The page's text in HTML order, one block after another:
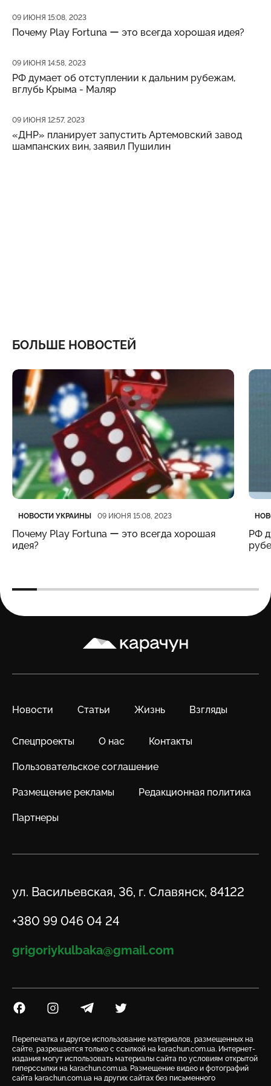
Дата публикации
09 ИЮНЯ 15:08, 2023
Почему Play Fortuna ー это всегда хорошая идея?
Дата публикации
09 ИЮНЯ 14:58, 2023
РФ думает об отступлении к дальним рубежам,
вглубь Крыма - Маляр
Дата публикации
09 ИЮНЯ 12:57, 2023
«ДНР» планирует запустить Артемовский завод
шампанских вин, заявил Пушилин
БОЛЬШЕ НОВОСТЕЙ
Категория
НОВОСТИ УКРАИНЫ
Дата публикации 09 ИЮНЯ 15:08, 2023
Почему Play Fortuna ー это всегда хорошая
идея?
РФ
Карачун
Новости Статьи Жизнь Взгляды
Спецпроекты О нас Контакты
Пользовательское соглашение
Размещение рекламы Редакционная политика
Партнеры
Адрес
ул. Васильевская, 36, г. Славянск, 84122
Телефон
+380 99 046 04 24
Email
grigoriykulbaka@gmail.com
Посилання на Facebook
Посилання на Instagram
Посилання на Telegram
Посилання на Twitter
Перепечатка и другое использование материалов, размещенных на
сайте, разрешается только с ссылкой на karachun.com.ua. Интернет-
издания могут использовать материалы сайта по условиям открытой
гиперссылки на karachun.com.ua. Размещение видео и фотографий
сайта karachun.com.ua на других сайтах без письменного